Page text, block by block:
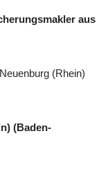
aus
(Rhein)
(Baden-